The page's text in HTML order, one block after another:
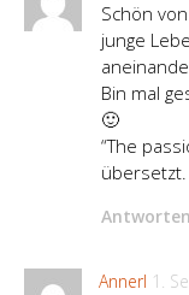
Schön
junge
Bin mal
🙂
“The
übersetzt.
Antworten
Annerl 1.